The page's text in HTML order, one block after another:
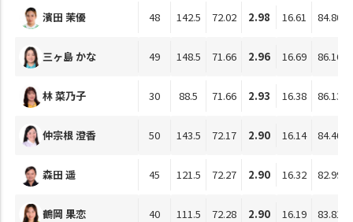
濱田 茉優 48 142.5 72.02 2.98 16.61 84.80
三ヶ島 かな 49 148.5 71.66 2.96 16.69 86.16
林 菜乃子 30 88.5 71.66 2.93 16.38 86.13
仲宗根 澄香 50 143.5 72.17 2.90 16.14 84.40
森田 遥 45 121.5 72.27 2.90 16.32 82.99
鶴岡 果恋 40 111.5 72.28 2.90 16.19 83.81